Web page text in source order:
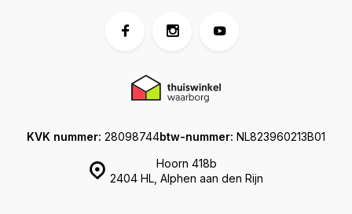
Hoorn 418b
2404 HL, Alphen aan den Rijn
KVK nummer: 28098744btw-nummer: NL823960213B01